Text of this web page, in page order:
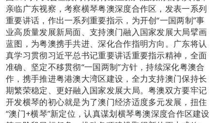
亲临广东视察，考察横琴粤澳深度合作区，发表一系列
重要讲话，作出一系列重要指示，为开创“一国两制”事
业高质量发展新局面、支持澳门融入国家发展大局擘画
蓝图，为粤澳携手共进、深化合作指明方向。广东将认
真学习贯彻习近平总书记重要讲话重要指示精神，全面
准确、坚定不移贯彻“一国两制”方针，持续深化粤澳合
作，携手推进粤港澳大湾区建设，全力支持澳门保持长
期繁荣稳定、更好融入国家发展大局。粤澳双方要牢记
开发横琴的初心就是为了澳门经济适度多元发展，扭住
“澳门+横琴”新定位，认真谋划横琴粤澳深度合作区建设